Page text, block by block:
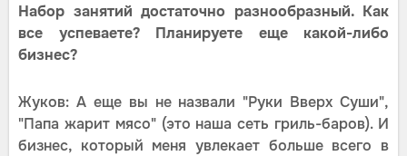
Набор занятий достаточно разнообразный. Как
все успеваете? Планируете еще какой-либо
бизнес?
Жуков: А еще вы не назвали "Руки Вверх Суши",
"Папа жарит мясо" (это наша сеть гриль-баров). И
бизнес, который меня увлекает больше всего в